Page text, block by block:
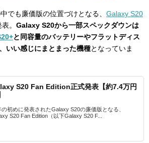
でも廉価版の位置づけとなる、 Galaxy S20
。 Galaxy S20から一部スペックダウンは
と同容量のバッテリーやフラットディス
いい感じにまとまった機種となっていま
S20 Fan Edition正式発表【約7.4万円
の初めに発表されたGalaxy S20の廉価版となる、
S20 Fan Edition（以下Galaxy S20 F...